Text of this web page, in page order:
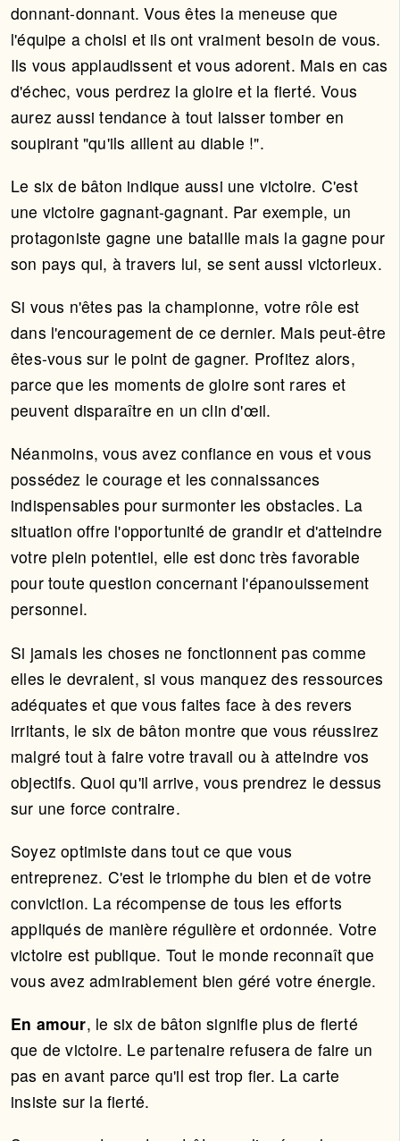
donnant-donnant. Vous êtes la meneuse que
l'équipe a choisi et ils ont vraiment besoin de vous.
Ils vous applaudissent et vous adorent. Mais en cas
d'échec, vous perdrez la gloire et la fierté. Vous
aurez aussi tendance à tout laisser tomber en
soupirant "qu'ils aillent au diable !".
Le six de bâton indique aussi une victoire. C'est
une victoire gagnant-gagnant. Par exemple, un
protagoniste gagne une bataille mais la gagne pour
son pays qui, à travers lui, se sent aussi victorieux.
Si vous n'êtes pas la championne, votre rôle est
dans l'encouragement de ce dernier. Mais peut-être
êtes-vous sur le point de gagner. Profitez alors,
parce que les moments de gloire sont rares et
peuvent disparaître en un clin d'œil.
Néanmoins, vous avez confiance en vous et vous
possédez le courage et les connaissances
indispensables pour surmonter les obstacles. La
situation offre l'opportunité de grandir et d'atteindre
votre plein potentiel, elle est donc très favorable
pour toute question concernant l'épanouissement
personnel.
Si jamais les choses ne fonctionnent pas comme
elles le devraient, si vous manquez des ressources
adéquates et que vous faites face à des revers
irritants, le six de bâton montre que vous réussirez
malgré tout à faire votre travail ou à atteindre vos
objectifs. Quoi qu'il arrive, vous prendrez le dessus
sur une force contraire.
Soyez optimiste dans tout ce que vous
entreprenez. C'est le triomphe du bien et de votre
conviction. La récompense de tous les efforts
appliqués de manière régulière et ordonnée. Votre
victoire est publique. Tout le monde reconnaît que
vous avez admirablement bien géré votre énergie.
En amour, le six de bâton signifie plus de fierté
que de victoire. Le partenaire refusera de faire un
pas en avant parce qu'il est trop fier. La carte
insiste sur la fierté.